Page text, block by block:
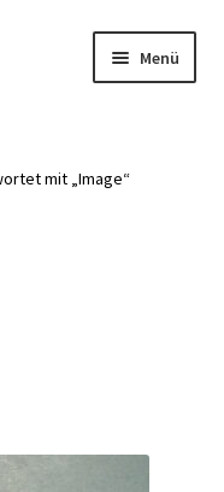
Menü
mit „Image“